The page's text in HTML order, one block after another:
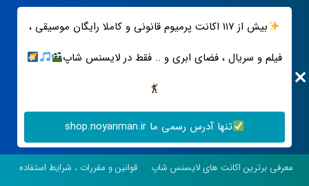
بیش از ۱۱۷ اکانت پرمیوم قانونی و کاملا رایگان موسیقی ،
فیلم و سریال ، فضای ابری و .. فقط در لایسنس شاپ
تنها آدرس رسمی ما shop.noyanman.ir
معرفی برترین اکانت های لایسنس شاپ
قوانین و مقررات ، شرایط استفاده